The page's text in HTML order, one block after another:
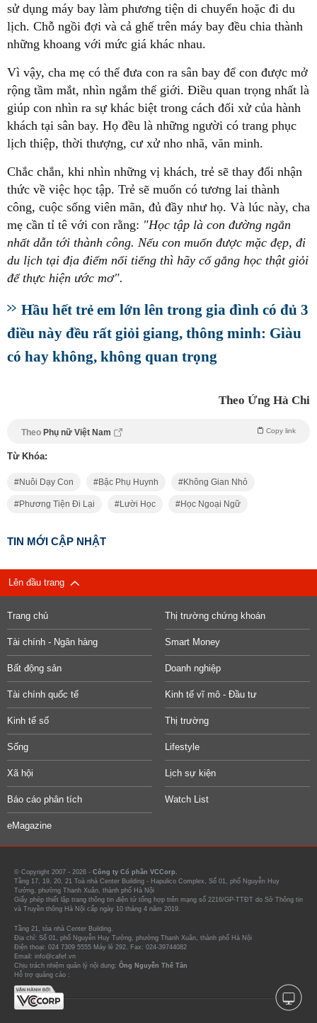
sử dụng máy bay làm phương tiện di chuyển hoặc đi du
lịch. Chỗ ngồi đợi và cả ghế trên máy bay đều chia thành
những khoang với mức giá khác nhau.
Vì vậy, cha mẹ có thể đưa con ra sân bay để con được mở
rộng tầm mắt, nhìn ngắm thế giới. Điều quan trọng nhất là
giúp con nhìn ra sự khác biệt trong cách đối xử của hành
khách tại sân bay. Họ đều là những người có trang phục
lịch thiệp, thời thượng, cư xử nho nhã, văn minh.
Chắc chắn, khi nhìn những vị khách, trẻ sẽ thay đổi nhận
thức về việc học tập. Trẻ sẽ muốn có tương lai thành
công, cuộc sống viên mãn, đủ đầy như họ. Và lúc này, cha
mẹ cần tỉ tê với con rằng: "Học tập là con đường ngắn
nhất dẫn tới thành công. Nếu con muốn được mặc đẹp, đi
du lịch tại địa điểm nổi tiếng thì hãy cố gắng học thật giỏi
để thực hiện ước mơ".
Hầu hết trẻ em lớn lên trong gia đình có đủ 3
điều này đều rất giỏi giang, thông minh: Giàu
có hay không, không quan trọng
Theo Ứng Hà Chi
Theo Phụ nữ Việt Nam Copy link
Từ Khóa:
Nuôi Dạy Con Bậc Phụ Huynh Không Gian Nhỏ
Phương Tiện Đi Lại Lười Học Học Ngoại Ngữ
TIN MỚI CẬP NHẬT
Lên đầu trang
Trang chủ Thị trường chứng khoán
Tài chính - Ngân hàng Smart Money
Bất động sản Doanh nghiệp
Tài chính quốc tế Kinh tế vĩ mô - Đầu tư
Kinh tế số Thị trường
Sống Lifestyle
Xã hội Lịch sự kiện
Báo cáo phân tích Watch List
eMagazine
© Copyright 2007 - 2026 - Công ty Cổ phần VCCorp.
Tầng 17, 19, 20, 21 Toà nhà Center Building - Hapulico Complex, Số 01, phố Nguyễn Huy
Tưởng, phường Thanh Xuân, thành phố Hà Nội
Giấy phép thiết lập trang thông tin điện tử tổng hợp trên mạng số 2216/GP-TTĐT do Sở Thông tin
và Truyền thông Hà Nội cấp ngày 10 tháng 4 năm 2019.
Tầng 21, tòa nhà Center Building.
Địa chỉ: Số 01, phố Nguyễn Huy Tưởng, phường Thanh Xuân, thành phố Hà Nội
Điện thoại: 024 7309 5555 Máy lẻ 292. Fax: 024-39744082
Email: info@cafef.vn
Chịu trách nhiệm quản lý nội dung: Ông Nguyễn Thế Tân
Hỗ trợ quảng cáo :